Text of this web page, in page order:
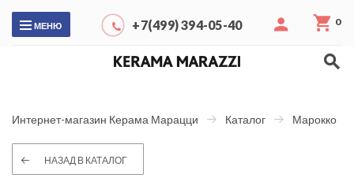
МЕНЮ +7(499) 394-05-40 0
Интернет-магазин Керама Марацци Каталог Марокко
НАЗАД В КАТАЛОГ